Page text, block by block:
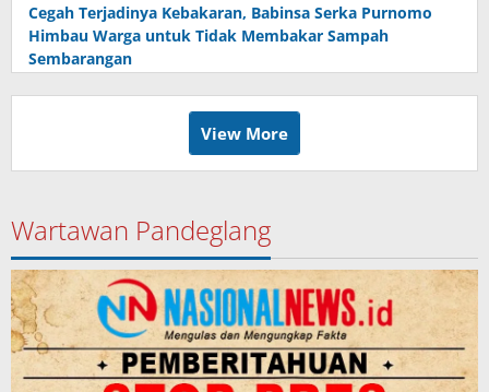
Cegah Terjadinya Kebakaran, Babinsa Serka Purnomo
Himbau Warga untuk Tidak Membakar Sampah
Sembarangan
View More
Wartawan Pandeglang